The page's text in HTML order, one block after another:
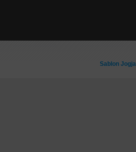
Sablon Jogja